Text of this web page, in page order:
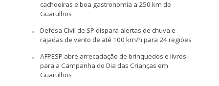
cachoeiras e boa gastronomia a 250 km de
Guarulhos
Defesa Civil de SP dispara alertas de chuva e
rajadas de vento de até 100 km/h para 24 regiões
AFPESP abre arrecadação de brinquedos e livros
para a Campanha do Dia das Crianças em
Guarulhos